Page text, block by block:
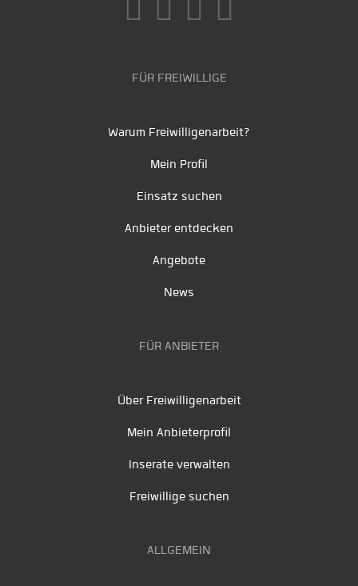
FÜR FREIWILLIGE
Warum Freiwilligenarbeit?
Mein Profil
Einsatz suchen
Anbieter entdecken
Angebote
News
FÜR ANBIETER
Über Freiwilligenarbeit
Mein Anbieterprofil
Inserate verwalten
Freiwillige suchen
ALLGEMEIN